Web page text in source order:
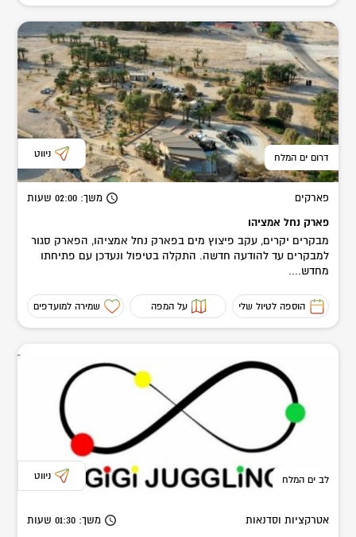
דרום ים המלח ניווט
פארקים משך: 02:00 שעות
פארק נחל אמציהו
מבקרים יקרים, עקב פיצוץ מים בפארק נחל אמציהו, הפארק סגור
למבקרים עד להודעה חדשה. התקלה בטיפול ונעדכן עם פתיחתו
מחדש....
הוספה לטיול שלי על המפה שמירה למועדפים
לב ים המלח ניווט
אטרקציות וסדנאות משך: 01:30 שעות